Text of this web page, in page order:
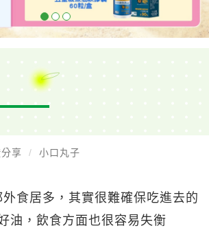
享 小口丸子
食居多，其實很難確保吃進去的
油，飲食方面也很容易失衡